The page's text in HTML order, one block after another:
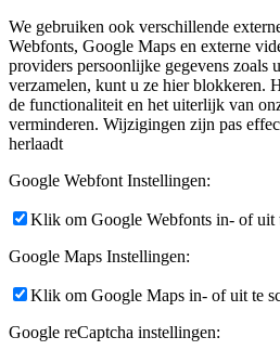
We gebruiken ook verschillende
Webfonts, Google Maps en externe
providers persoonlijke gegevens zoals
verzamelen, kunt u ze hier blokkeren.
de functionaliteit en het uiterlijk van
verminderen. Wijzigingen zijn pas
herlaadt
Google Webfont Instellingen:
Klik om Google Webfonts in- of uit
Google Maps Instellingen:
Klik om Google Maps in- of uit te
Google reCaptcha instellingen: